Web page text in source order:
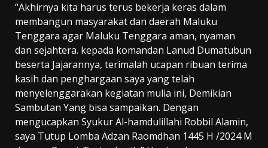
“Akhirnya kita harus terus bekerja keras dalam
membangun masyarakat dan daerah Maluku
Tenggara agar Maluku Tenggara aman, nyaman
dan sejahtera. kepada komandan Lanud Dumatubun
beserta Jajarannya, terimalah ucapan ribuan terima
kasih dan penghargaan saya yang telah
menyelenggarakan kegiatan mulia ini, Demikian
Sambutan Yang bisa sampaikan. Dengan
mengucapkan Syukur Al-hamdulillahi Robbil Alamin,
saya Tutup Lomba Adzan Raomdhan 1445 H /2024 M